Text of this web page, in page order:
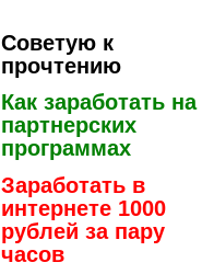
Советую к
прочтению
Как заработать на
партнерских
программах
Заработать в
интернете 1000
рублей за пару
часов